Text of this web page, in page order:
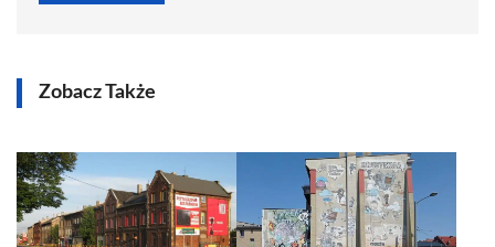
Zobacz Także